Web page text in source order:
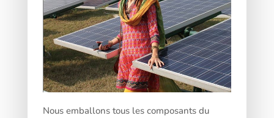
Nous emballons tous les composants du